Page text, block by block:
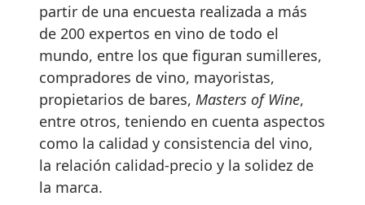
partir de una encuesta realizada a más
de 200 expertos en vino de todo el
mundo, entre los que figuran sumilleres,
compradores de vino, mayoristas,
propietarios de bares, Masters of Wine,
entre otros, teniendo en cuenta aspectos
como la calidad y consistencia del vino,
la relación calidad-precio y la solidez de
la marca.